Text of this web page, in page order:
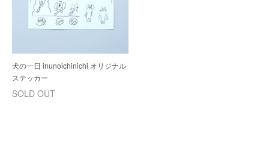
犬の一日 inunoichinichi オリジナル
ステッカー
SOLD OUT